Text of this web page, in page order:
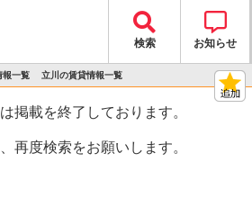
検索 お知らせ
報一覧 立川の賃貸情報一覧
掲載を終了しております。
再度検索をお願いします。